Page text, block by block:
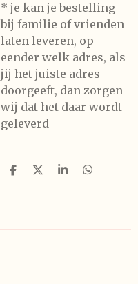
* je kan je bestelling
bij familie of vrienden
laten leveren, op
eender welk adres, als
jij het juiste adres
doorgeeft, dan zorgen
wij dat het daar wordt
geleverd
D
D
S
D